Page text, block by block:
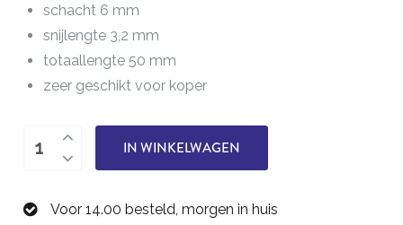
schacht 6 mm
snijlengte 3,2 mm
totaallengte 50 mm
zeer geschikt voor koper
snijder,
1,5
IN WINKELWAGEN
Voor 14.00 besteld, morgen in huis